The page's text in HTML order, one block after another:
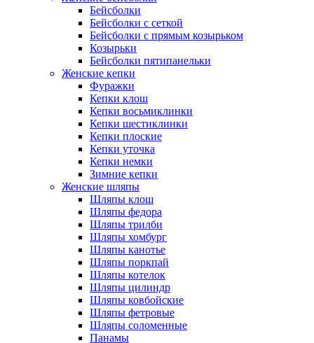
Бейсболки
Бейсболки с сеткой
Бейсболки с прямым козырьком
Козырьки
Бейсболки пятипанельки
Женские кепки
Фуражки
Кепки клош
Кепки восьмиклинки
Кепки шестиклинки
Кепки плоские
Кепки уточка
Кепки немки
Зимние кепки
Женские шляпы
Шляпы клош
Шляпы федора
Шляпы трилби
Шляпы хомбург
Шляпы канотье
Шляпы поркпай
Шляпы котелок
Шляпы цилиндр
Шляпы ковбойские
Шляпы фетровые
Шляпы соломенные
Панамы